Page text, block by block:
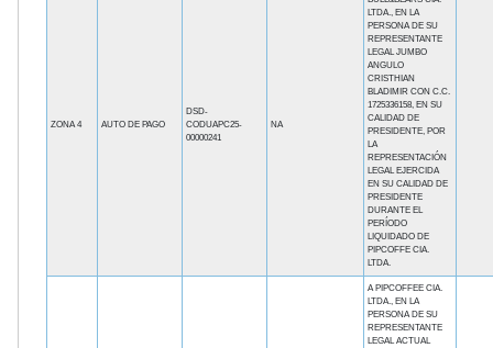
ZONA 4 AUTO DE PAGO
DSD-
CODUAPC25-
00000241
NA
LTDA., EN LA
PERSONA DE SU
REPRESENTANTE
LEGAL JUMBO
ANGULO
CRISTHIAN
BLADIMIR CON C.C.
1725336158, EN SU
CALIDAD DE
PRESIDENTE, POR
LA
REPRESENTACIÓN
LEGAL EJERCIDA
EN SU CALIDAD DE
PRESIDENTE
DURANTE EL
PERÍODO
LIQUIDADO DE
PIPCOFFE CIA.
LTDA.
A PIPCOFFEE CIA.
LTDA., EN LA
PERSONA DE SU
REPRESENTANTE
LEGAL ACTUAL